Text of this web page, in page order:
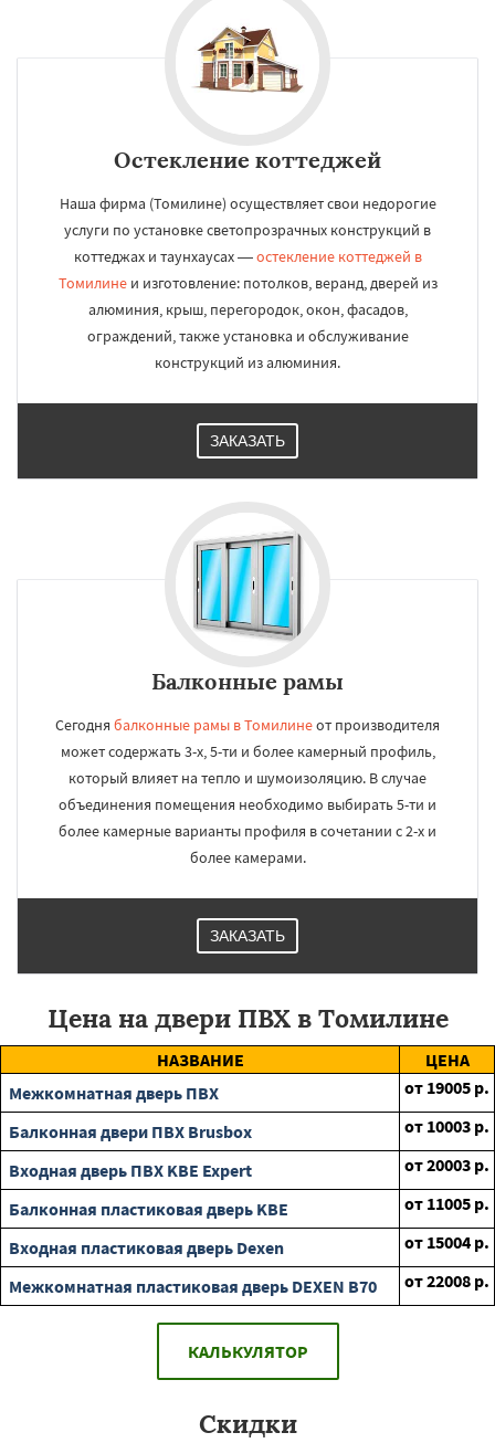
Остекление коттеджей
Наша фирма (Томилине) осуществляет свои недорогие
услуги по установке светопрозрачных конструкций в
коттеджах и таунхаусах —остекление коттеджей в
Томилинеи изготовление: потолков, веранд, дверей из
алюминия, крыш, перегородок, окон, фасадов,
ограждений, также установка и обслуживание
конструкций из алюминия.
ЗАКАЗАТЬ
Балконные рамы
Сегодня балконные рамы в Томилинеот производителя
может содержать 3-х, 5-ти и более камерный профиль,
который влияет на тепло и шумоизоляцию. В случае
объединения помещения необходимо выбирать 5-ти и
более камерные варианты профиля в сочетании с 2-х и
более камерами.
ЗАКАЗАТЬ
Цена на двери ПВХ в Томилине
НАЗВАНИЕ
ЦЕНА
Межкомнатная дверь ПВХ
от 19005 р.
Балконная двери ПВХ Brusbox
от 10003 р.
Входная дверь ПВХ KBE Expert
от20003 р.
Балконная пластиковая дверь KBE
от 11005 р.
Входная пластиковая дверь Dexen
от 15004 р.
Межкомнатная пластиковая дверь DEXEN B70
от22008 р.
КАЛЬКУЛЯТОР
Скидки